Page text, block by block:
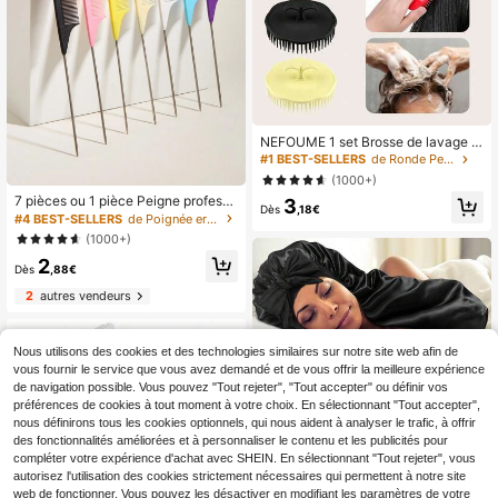
7 pièces ou 1 pièce Peigne professi
onnel à pointe, peigne à queue de r
at, peigne à raie, peigne en acier in
oxydable anti-statique : peigne mult
ifonctionnel pour cheveux normaux
pour démêler, coiffer, en couleurs b
onbon. Idéal pour les coiffeurs, les s
à cheveux, peigne, outils capillaire
s pour les essentiels de voyage, de
retour à l'école, de vacances, acce
ssoires capillaires pour femmes, bro
sse, brosses à cheveux, brosse de c
ontour, brosse à cheveux, peigne à
cheveux, peigne à cheveux, brosse
démêlante, brosse boule, mini bross
e à cheveux, set de brosses à chev
eux, peigne en bois, peigne, brosse
#4 BEST-SELLERS
de Poignée ergonomique Peignes
(1000+)
Dès 2,88€
2autres vendeurs
NEFOUME 1 set Brosse de lavage d
es cheveux, brosse de massage du
cuir chevelu, brosse de nettoyage d
es pellicules, brosse de shampooing
pour la douche, masseur du cuir ch
evelu, brosse de douche pour un ne
ttoyage en profondeur, brosse à mai
n pour hommes, brosse à barbe, bro
sse ronde pour le toilettage des ani
maux de compagnie, essentiels pou
r la rentrée scolaire et les vacance
s, accessoires capillaires pour fem
mes, brosses, brosse de contour, pei
gne brosse de contour, set de bross
es à cheveux, peigne à cheveux, mi
ni brosse à cheveux, brosse démêla
nte, produits capillaires, outils capill
aires, accessoires capillaires, soins
capillaires, brosse pour cheveux bo
uclés, accessoires de barbier, équip
ement de coiffure, essentiels de vo
yage, coiffure, coiffure, brosse à ch
eveux, brosse de coiffage, brosse d
#1 BEST-SELLERS
de Ronde Peignes
(1000+)
Dès 3 ,18€
Nous utilisons des cookies et des technologies similaires sur notre site web afin de
vous fournir le service que vous avez demandé et de vous offrir la meilleure expérience
de navigation possible. Vous pouvez "Tout rejeter", "Tout accepter" ou définir vos
préférences de cookies à tout moment à votre choix. En sélectionnant "Tout accepter",
nous définirons tous les cookies optionnels, qui nous aident à analyser le trafic, à offrir
des fonctionnalités améliorées et à personnaliser le contenu et les publicités pour
compléter votre expérience d'achat avec SHEIN. En sélectionnant "Tout rejeter", vous
autorisez l'utilisation des cookies strictement nécessaires qui permettent à notre site
web de fonctionner. Vous pouvez les désactiver en modifiant les paramètres de votre